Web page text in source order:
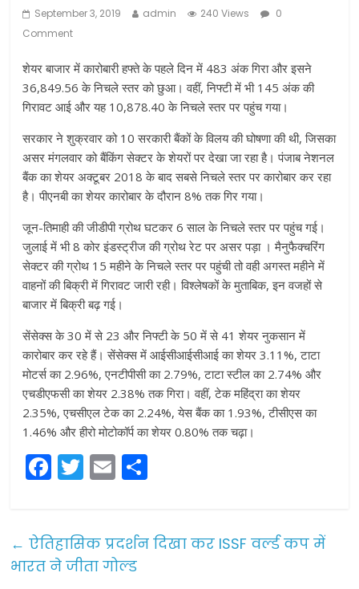
September 3, 2019 admin 240 Views
0
Comment
शेयर बाजार में कारोबारी हफ्ते के पहले दिन में 483 अंक गिरा और इसने
36,849.56 के निचले स्तर को छुआ। वहीं, निफ्टी में भी 145 अंक की
गिरावट आई और यह 10,878.40 के निचले स्तर पर पहुंच गया।
सरकार ने शुक्रवार को 10 सरकारी बैंकों के विलय की घोषणा की थी, जिसका
असर मंगलवार को बैंकिंग सेक्टर के शेयरों पर देखा जा रहा है। पंजाब नेशनल
बैंक का शेयर अक्टूबर 2018 के बाद सबसे निचले स्तर पर कारोबार कर रहा
है। पीएनबी का शेयर कारोबार के दौरान 8% तक गिर गया।
जून-तिमाही की जीडीपी ग्रोथ घटकर 6 साल के निचले स्तर पर पहुंच गई।
जुलाई में भी 8 कोर इंडस्ट्रीज की ग्रोथ रेट पर असर पड़ा । मैनुफैक्चरिंग
सेक्टर की ग्रोथ 15 महीने के निचले स्तर पर पहुंची तो वही अगस्त महीने में
वाहनों की बिक्री में गिरावट जारी रही। विश्लेषकों के मुताबिक, इन वजहों से
बाजार में बिक्री बढ़ गई।
सेंसेक्स के 30 में से 23 और निफ्टी के 50 में से 41 शेयर नुकसान में
कारोबार कर रहे हैं। सेंसेक्स में आईसीआईसीआई का शेयर 3.11%, टाटा
मोटर्स का 2.96%, एनटीपीसी का 2.79%, टाटा स्टील का 2.74% और
एचडीएफसी का शेयर 2.38% तक गिरा। वहीं, टेक महिंद्रा का शेयर
2.35%, एचसीएल टेक का 2.24%, येस बैंक का 1.93%, टीसीएस का
1.46% और हीरो मोटोकॉर्प का शेयर 0.80% तक चढ़ा।
F
e
b
T
er
E
l e
← ऐतिहासिक प्रदर्शन दिखा कर ISSF वर्ल्ड कप में
भारत ने जीता गोल्ड